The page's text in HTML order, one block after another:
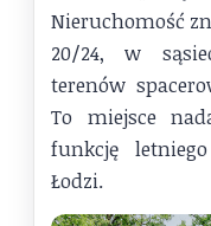
Nieruchomość
20/24, w
terenów
To miejsce
funkcję
Łodzi.